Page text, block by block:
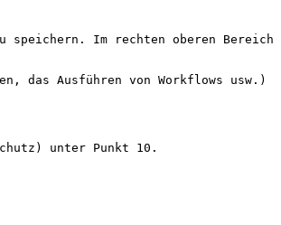
speichern. Im rechten oberen Bereich
das Ausführen von Workflows usw.)
unter Punkt 10.